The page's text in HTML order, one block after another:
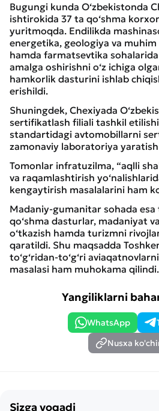
Bugungi kunda O‘zbekistonda
ishtirokida 37 ta qo‘shma
yuritmoqda. Endilikda
energetika, geologiya va
hamda farmatsevtika
amalga oshirishni o‘z ichiga
hamkorlik dasturini ishlab
erishildi.
Shuningdek, Chexiyada
sertifikatlash filiali tashkil
standartidagi avtomobillarni
zamonaviy laboratoriya
Tomonlar infratuzilma, “aqlli
va raqamlashtirish
kengaytirish masalalarini ham
Madaniy-gumanitar sohada esa
qo‘shma dasturlar, madaniyat
o‘tkazish hamda turizmni
qaratildi. Shu maqsadda
to‘g‘ridan-to‘g‘ri
masalasi ham muhokama qilindi.
Yangiliklarni
WhatsApp
Nusxa
Sizga yoqadi